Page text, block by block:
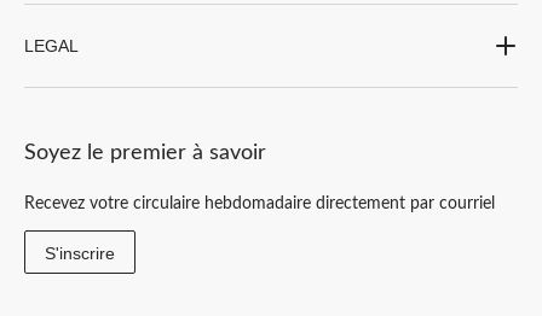
LEGAL
Soyez le premier à savoir
Recevez votre circulaire hebdomadaire directement par courriel
S'inscrire